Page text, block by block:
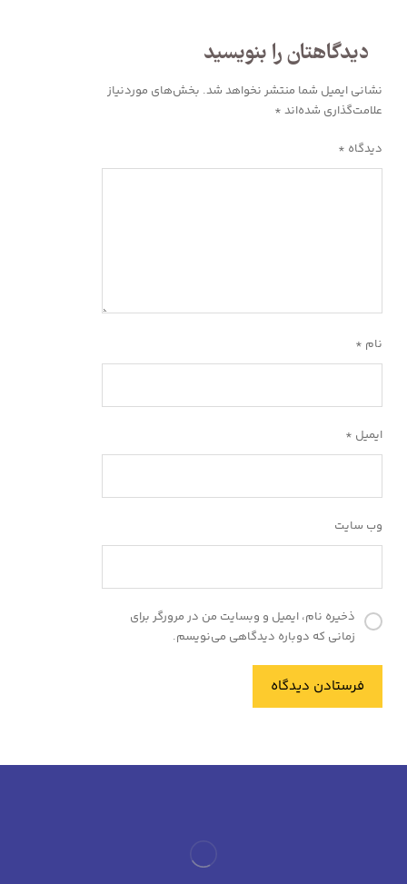
دیدگاهتان را بنویسید
نشانی ایمیل شما منتشر نخواهد شد. بخش‌های موردنیاز
علامت‌گذاری شده‌اند *
دیدگاه *
نام *
ایمیل *
وب‌ سایت
ذخیره نام، ایمیل و وبسایت من در مرورگر برای
زمانی که دوباره دیدگاهی می‌نویسم.
فرستادن دیدگاه